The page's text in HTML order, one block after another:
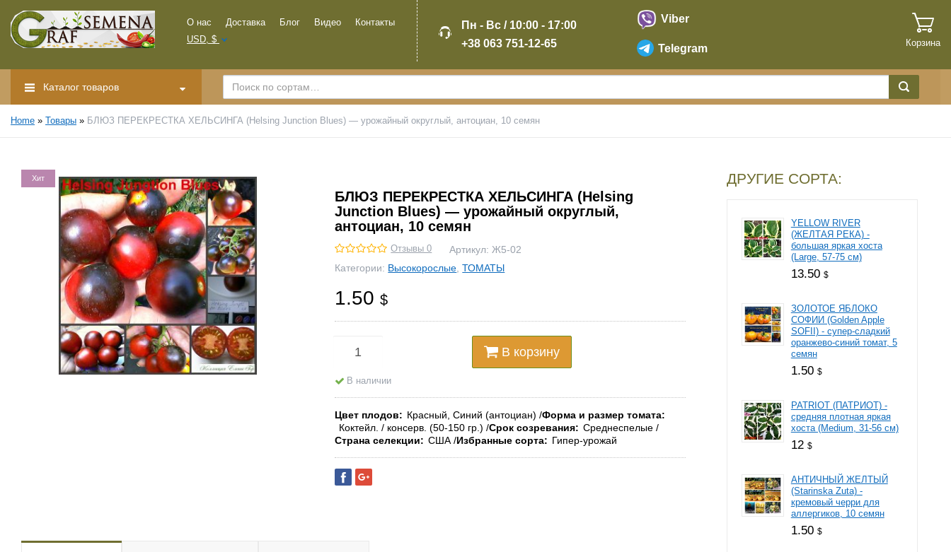
О нас Доставка Блог Видео
Контакты
USD, $
Пн - Вс / 10:00 - 17:00
+38 063 751-12-65
Viber
Telegram Корзина
Каталог товаров
Home » Товары » БЛЮЗ ПЕРЕКРЕСТКА ХЕЛЬСИНГА (Helsing Junction Blues) — урожайный округлый, антоциан, 10 семян
Хит
БЛЮЗ ПЕРЕКРЕСТКА ХЕЛЬСИНГА (Helsing
Junction Blues) — урожайный округлый,
антоциан, 10 семян
Отзывы 0 Артикул: Ж5-02
Категории: Высокорослые ,ТОМАТЫ
1.50$
В корзину
В наличии
Цвет плодов Красный, Синий (антоциан) Форма и размер томата
Коктейл. / консерв. (50-150 гр.) Срок созревания
Среднеспелые
Страна селекции
США Избранные сорта Гипер-урожай
ДРУГИЕ СОРТА:
YELLOW RIVER
(ЖЕЛТАЯ РЕКА) -
большая яркая хоста
(Large, 57-75 см)
13.50 $
ЗОЛОТОЕ ЯБЛОКО
СОФИИ (Golden Apple
SOFII) - супер-сладкий
оранжево-синий томат, 5
семян
1.50 $
PATRIOT (ПАТРИОТ) -
средняя плотная яркая
хоста (Medium, 31-56 см)
12 $
АНТИЧНЫЙ ЖЕЛТЫЙ
(Starinska Zuta) -
кремовый черри для
аллергиков, 10 семян
1.50 $